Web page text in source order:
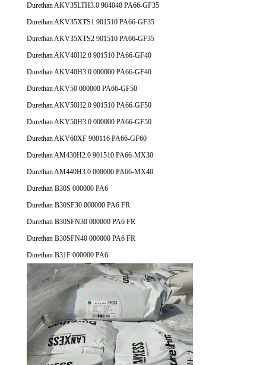
Durethan AKV35LTH3.0 904040 PA66-GF35
Durethan AKV35XTS1 901510 PA66-GF35
Durethan AKV35XTS2 901510 PA66-GF35
Durethan AKV40H2.0 901510 PA66-GF40
Durethan AKV40H3.0 000000 PA66-GF40
Durethan AKV50 000000 PA66-GF50
Durethan AKV50H2.0 901510 PA66-GF50
Durethan AKV50H3.0 000000 PA66-GF50
Durethan AKV60XF 900116 PA66-GF60
Durethan AM430H2.0 901510 PA66-MX30
Durethan AM440H3.0 000000 PA66-MX40
Durethan B30S 000000 PA6
Durethan B30SF30 000000 PA6 FR
Durethan B30SFN30 000000 PA6 FR
Durethan B30SFN40 000000 PA6 FR
Durethan B31F 000000 PA6